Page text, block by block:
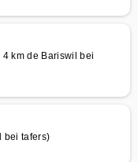
km de Bariswil bei
bei tafers)